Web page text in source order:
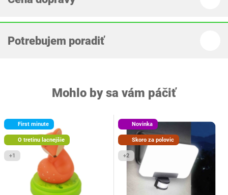
Potrebujem poradiť
Mohlo by sa vám páčiť
First minute
O tretinu lacnejšie
+1
Novinka
Skoro za polovic
+2